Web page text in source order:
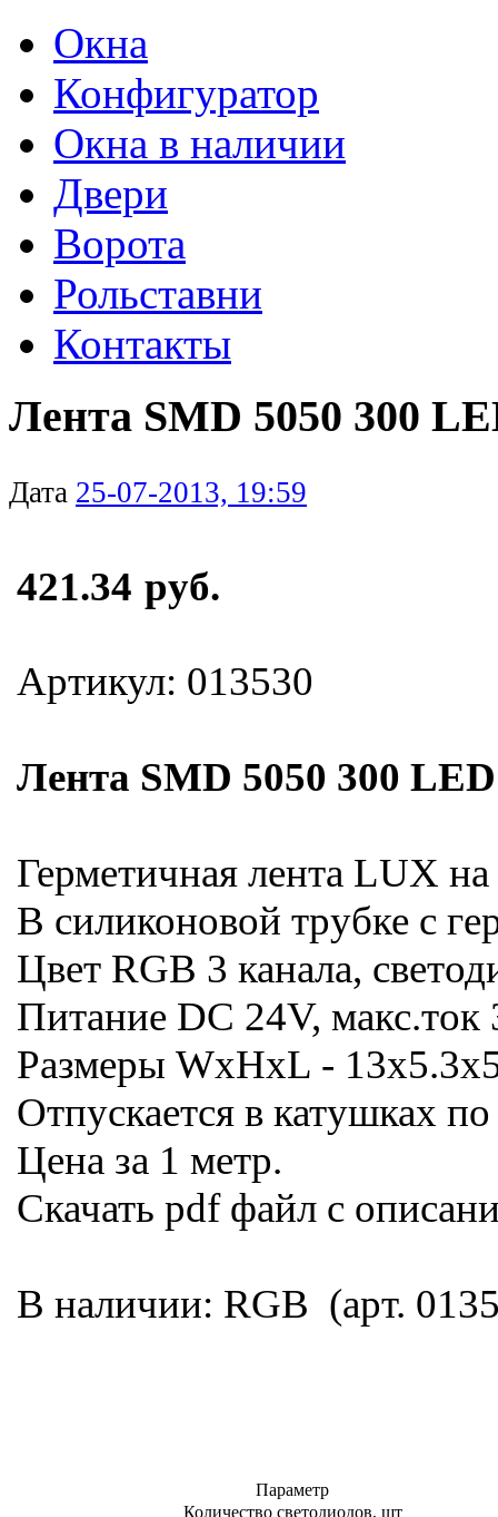
Окна
Конфигуратор
Окна в наличии
Двери
Ворота
Рольставни
Контакты
Лента SMD 5050 300
Дата 25-07-2013, 19:59
421.34 руб.
Артикул: 013530
Лента SMD 5050 300
Герметичная лента LUX на
В силиконовой трубке с
Цвет RGB 3 канала,
Питание DC 24V,
Размеры WxHxL -
Отпускается в катушках
Цена за 1 метр.
Скачать pdf файл с
В наличии: RGB (арт.
Параметр
Количество светодиодов, шт